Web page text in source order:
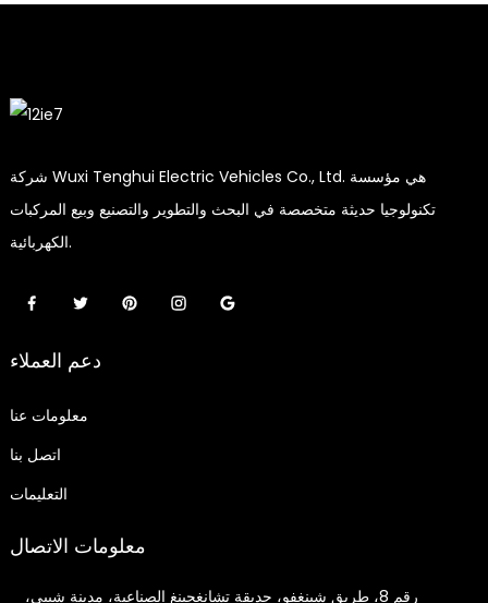
شركة Wuxi Tenghui Electric Vehicles Co., Ltd. هي مؤسسة
تكنولوجيا حديثة متخصصة في البحث والتطوير والتصنيع وبيع المركبات
الكهربائية.
دعم العملاء
معلومات عنا
اتصل بنا
التعليمات
معلومات الاتصال
رقم 8، طريق شينغفو، حديقة تشانغجينغ الصناعية، مدينة شيبي،